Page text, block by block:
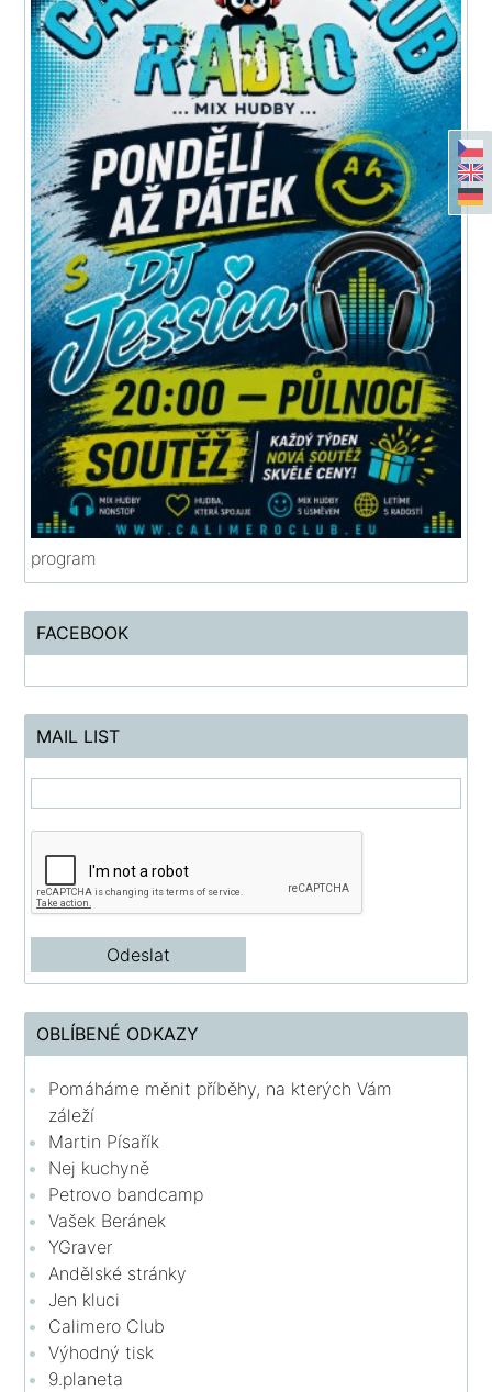
program
FACEBOOK
MAIL LIST
OBLÍBENÉ ODKAZY
Pomáháme měnit příběhy, na kterých Vám
záleží
Martin Písařík
Nej kuchyně
Petrovo bandcamp
Vašek Beránek
YGraver
Andělské stránky
Jen kluci
Calimero Club
Výhodný tisk
9.planeta